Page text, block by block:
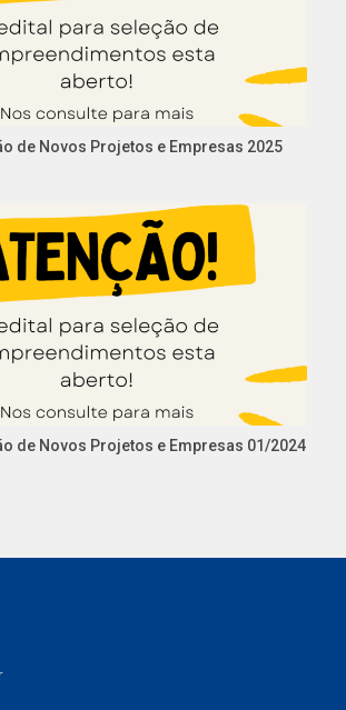
de Novos Projetos e Empresas 2025
de Novos Projetos e Empresas 01/2024